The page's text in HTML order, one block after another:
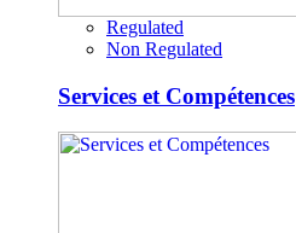
Regulated
Non Regulated
Services et Compétences